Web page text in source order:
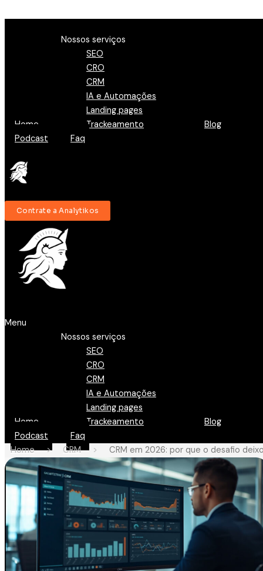
Home
Nossos serviços
SEO
CRO
CRM
IA e Automações
Landing pages
Trackeamento
Blog
Podcast
Faq
Contrate a Analytikos
Menu
Home
Nossos serviços
SEO
CRO
CRM
IA e Automações
Landing pages
Trackeamento
Blog
Podcast
Faq
Home
> CRM > CRM em 2026: por que o desafio